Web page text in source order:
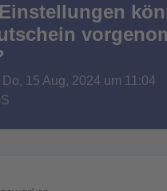
15 Aug, 2024 um 11:04